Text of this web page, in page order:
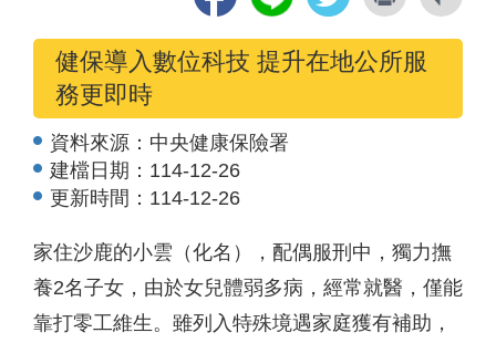
健保導入數位科技 提升在地公所服
務更即時
資料來源： 中央健康保險署
建檔日期： 114-12-26
更新時間： 114-12-26
家住沙鹿的小雲（化名），配偶服刑中，獨力撫
養2名子女，由於女兒體弱多病，經常就醫，僅能
靠打零工維生。雖列入特殊境遇家庭獲有補助，